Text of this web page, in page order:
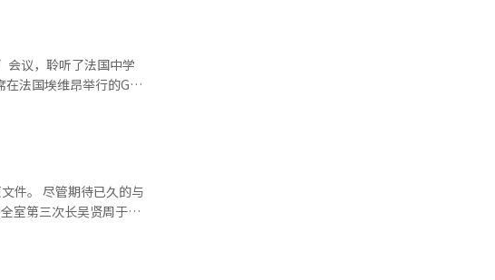
贸易法允许美国对其
停火谅解备忘录
议，聆听了法国中学
在法国埃维昂举行的G7
少年不仅是家庭的问
昂矿泉水”的发源地附
餐会。 马克龙夫人亲
副发言人补充道。※ 本
件。 尽管期待已久的与
室第三次长吴贤周于17
发、埃博拉、癌症等3